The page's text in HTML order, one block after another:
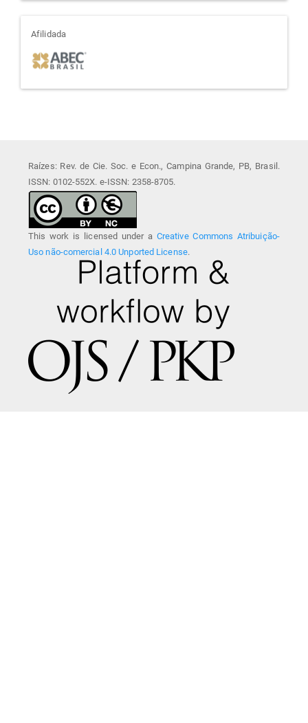
afiliada
Afilidada
Raízes: Rev. de Cie. Soc. e Econ., Campina Grande, PB, Brasil.
ISSN: 0102-552X. e-ISSN: 2358-8705.
This work is licensed under a Creative Commons Atribuição-
Uso não-comercial 4.0 Unported License.